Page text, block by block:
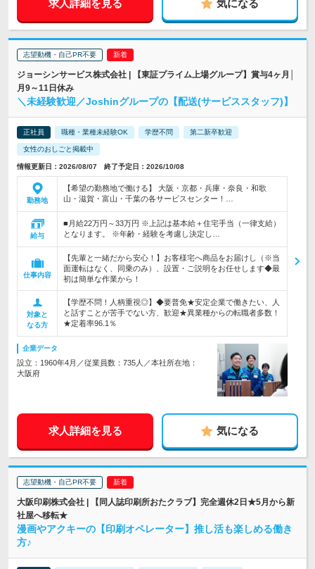
求人詳細を見る 気になる
志望動機・自己PR不要
ジョーシンサービス株式会社 | 【東証プライム上場グループ】賞与4ヶ月│
月9～11日休み
＼未経験歓迎／Joshinグループの【配送(サービススタッフ)】
正社員 職種・業種未経験OK 学歴不問 第二新卒歓迎
女性のおしごと掲載中
情報更新日：2026/08/07 終了予定日：2026/10/08
勤務地
【希望の勤務地で働ける】 大阪・京都・兵庫・奈良・和歌
山・滋賀・富山・千葉の各サービスセンター！…
給与
■月給22万円～33万円 ※上記は基本給＋住宅手当（一律支給）
となります。 ※年齢・経験を考慮し決定し…
仕事内容
【先輩と一緒だから安心！】お客様宅へ商品をお届けし（※当
面運転はなく、同乗のみ）、設置・ご説明をお任せします◆最
初は簡単な作業から！
対象と
なる方
【学歴不問！人柄重視◎】◆要普免★安定企業で働きたい、人
と話すことが苦手でない方、歓迎★異業種からの転職者多数！
★定着率96.1％
企業データ
設立：1960年4月／従業員数：735人／本社所在地：
大阪府
求人詳細を見る 気になる
志望動機・自己PR不要
大阪印刷株式会社 | 【同人誌印刷所おたクラブ】完全週休2日★5月から新
社屋へ移転★
漫画やアクキーの【印刷オペレーター】推し活も楽しめる働き
方♪